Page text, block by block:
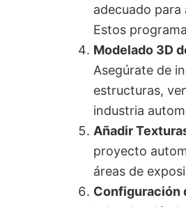
adecuado
Estos
Modelado 3D
Asegúrate de
estructuras,
industria
Añadir
proyecto
áreas de
Configuración